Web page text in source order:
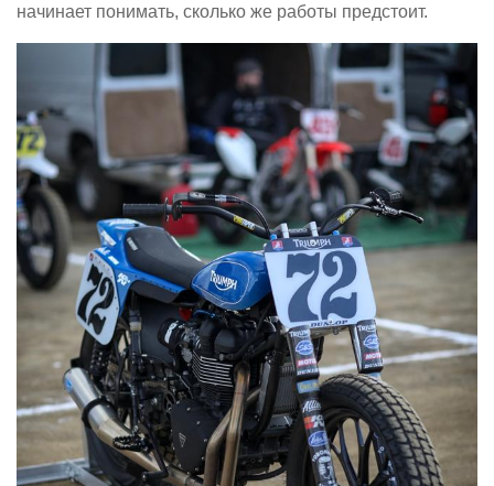
начинает понимать, сколько же работы предстоит.